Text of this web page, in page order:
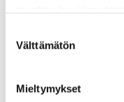
valinta
Välttämätön
Mieltymykset
Lue lisää